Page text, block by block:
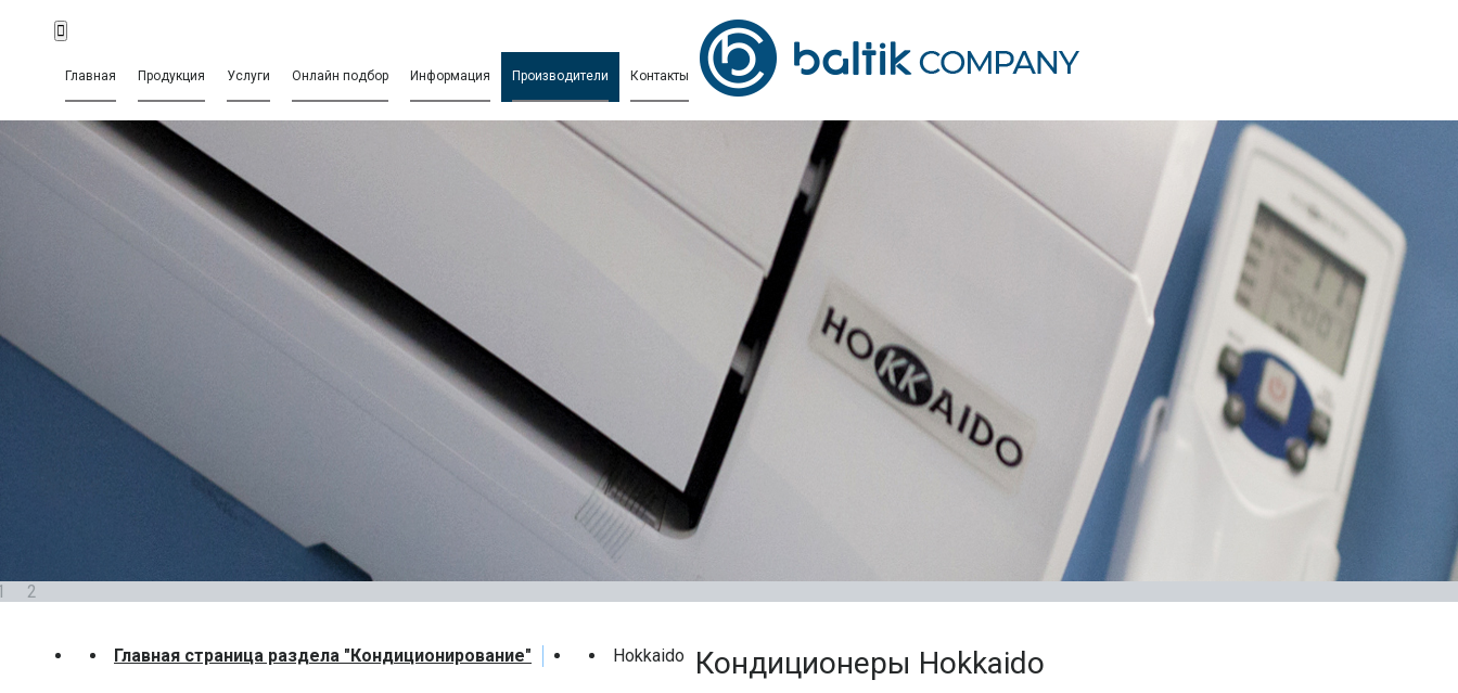
Главная Продукция Услуги Онлайн подбор Информация Производители Контакты
2
Главная страница раздела "Кондиционирование" Hokkaido Кондиционеры Hokkaido